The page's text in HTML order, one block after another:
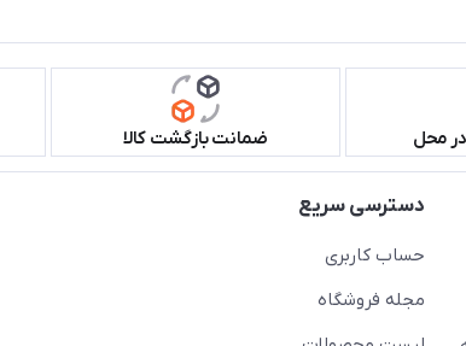
محل ضمانت بازگشت کالا
دسترسی سریع
حساب کاربری
مجله فروشگاه